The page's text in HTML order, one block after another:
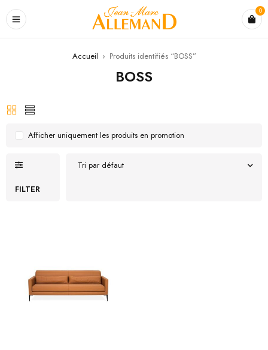
0
Accueil › Produits identifiés “BOSS”
BOSS
FILTER
Tri par défaut
Afficher uniquement les produits en promotion